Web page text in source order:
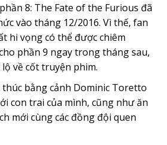
8: The Fate of the Furious đã
vào tháng 12/2016. Vì thế, fan
hi vọng có thể được chiêm
phần 9 ngay trong tháng sau,
về cốt truyện phim.
thúc bằng cảnh Dominic Toretto
con trai của mình, cũng như ăn
mới cùng các đồng đội quen